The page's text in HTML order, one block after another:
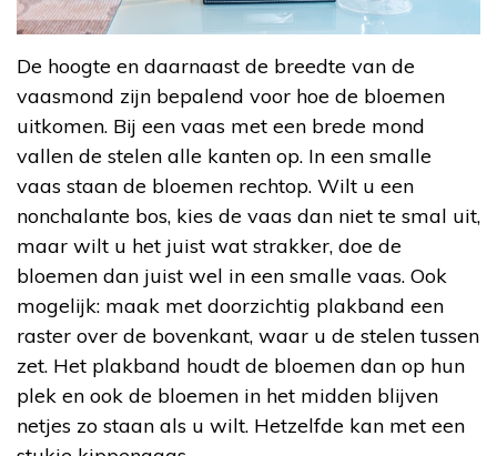
De hoogte en daarnaast de breedte van de
vaasmond zijn bepalend voor hoe de bloemen
uitkomen. Bij een vaas met een brede mond
vallen de stelen alle kanten op. In een smalle
vaas staan de bloemen rechtop. Wilt u een
nonchalante bos, kies de vaas dan niet te smal uit,
maar wilt u het juist wat strakker, doe de
bloemen dan juist wel in een smalle vaas. Ook
mogelijk: maak met doorzichtig plakband een
raster over de bovenkant, waar u de stelen tussen
zet. Het plakband houdt de bloemen dan op hun
plek en ook de bloemen in het midden blijven
netjes zo staan als u wilt. Hetzelfde kan met een